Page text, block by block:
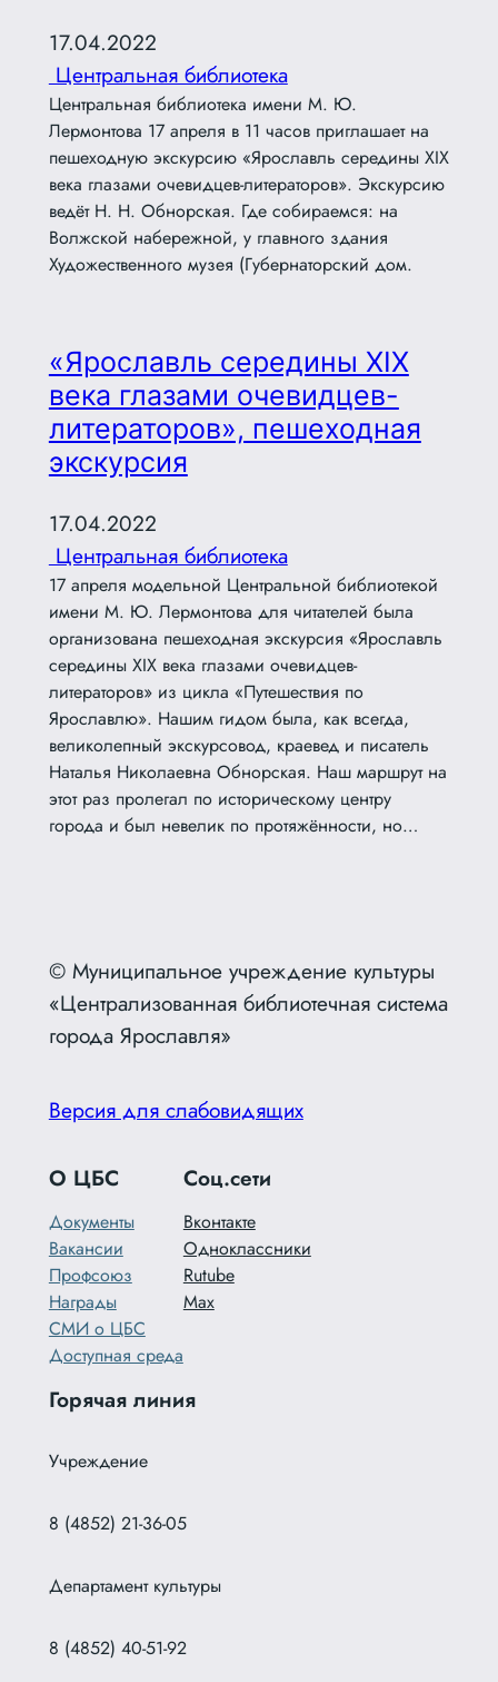
17.04.2022
Центральная библиотека
Центральная библиотека имени М. Ю.
Лермонтова 17 апреля в 11 часов приглашает на
пешеходную экскурсию «Ярославль середины XIX
века глазами очевидцев-литераторов». Экскурсию
ведёт Н. Н. Обнорская. Где собираемся: на
Волжской набережной, у главного здания
Художественного музея (Губернаторский дом.
«Ярославль середины XIX
века глазами очевидцев-
литераторов», пешеходная
экскурсия
17.04.2022
Центральная библиотека
17 апреля модельной Центральной библиотекой
имени М. Ю. Лермонтова для читателей была
организована пешеходная экскурсия «Ярославль
середины XIX века глазами очевидцев-
литераторов» из цикла «Путешествия по
Ярославлю». Нашим гидом была, как всегда,
великолепный экскурсовод, краевед и писатель
Наталья Николаевна Обнорская. Наш маршрут на
этот раз пролегал по историческому центру
города и был невелик по протяжённости, но…
© Муниципальное учреждение культуры
«Централизованная библиотечная система
города Ярославля»
Версия для слабовидящих
О ЦБС
Документы
Вакансии
Профсоюз
Награды
СМИ о ЦБС
Доступная среда
Соц.сети
Вконтакте
Одноклассники
Rutube
Max
Горячая линия
Учреждение
8 (4852) 21-36-05
Департамент культуры
8 (4852) 40-51-92